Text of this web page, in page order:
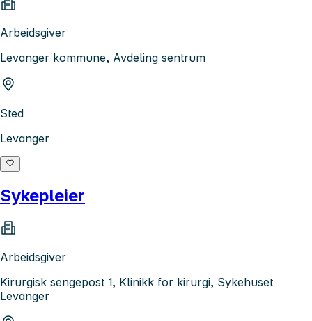
Arbeidsgiver
Levanger kommune, Avdeling sentrum
Sted
Levanger
Sykepleier
Arbeidsgiver
Kirurgisk sengepost 1, Klinikk for kirurgi, Sykehuset
Levanger